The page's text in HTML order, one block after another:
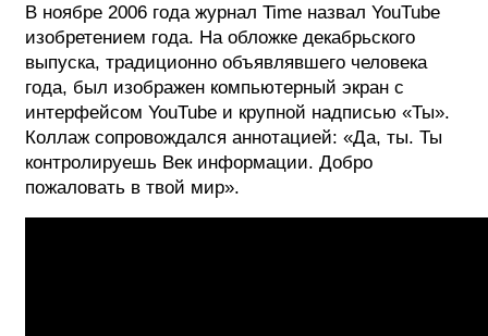
В ноябре 2006 года журнал Time назвал YouTube
изобретением года. На обложке декабрьского
выпуска, традиционно объявлявшего человека
года, был изображен компьютерный экран с
интерфейсом YouTube и крупной надписью «Ты».
Коллаж сопровождался аннотацией: «Да, ты. Ты
контролируешь Век информации. Добро
пожаловать в твой мир».